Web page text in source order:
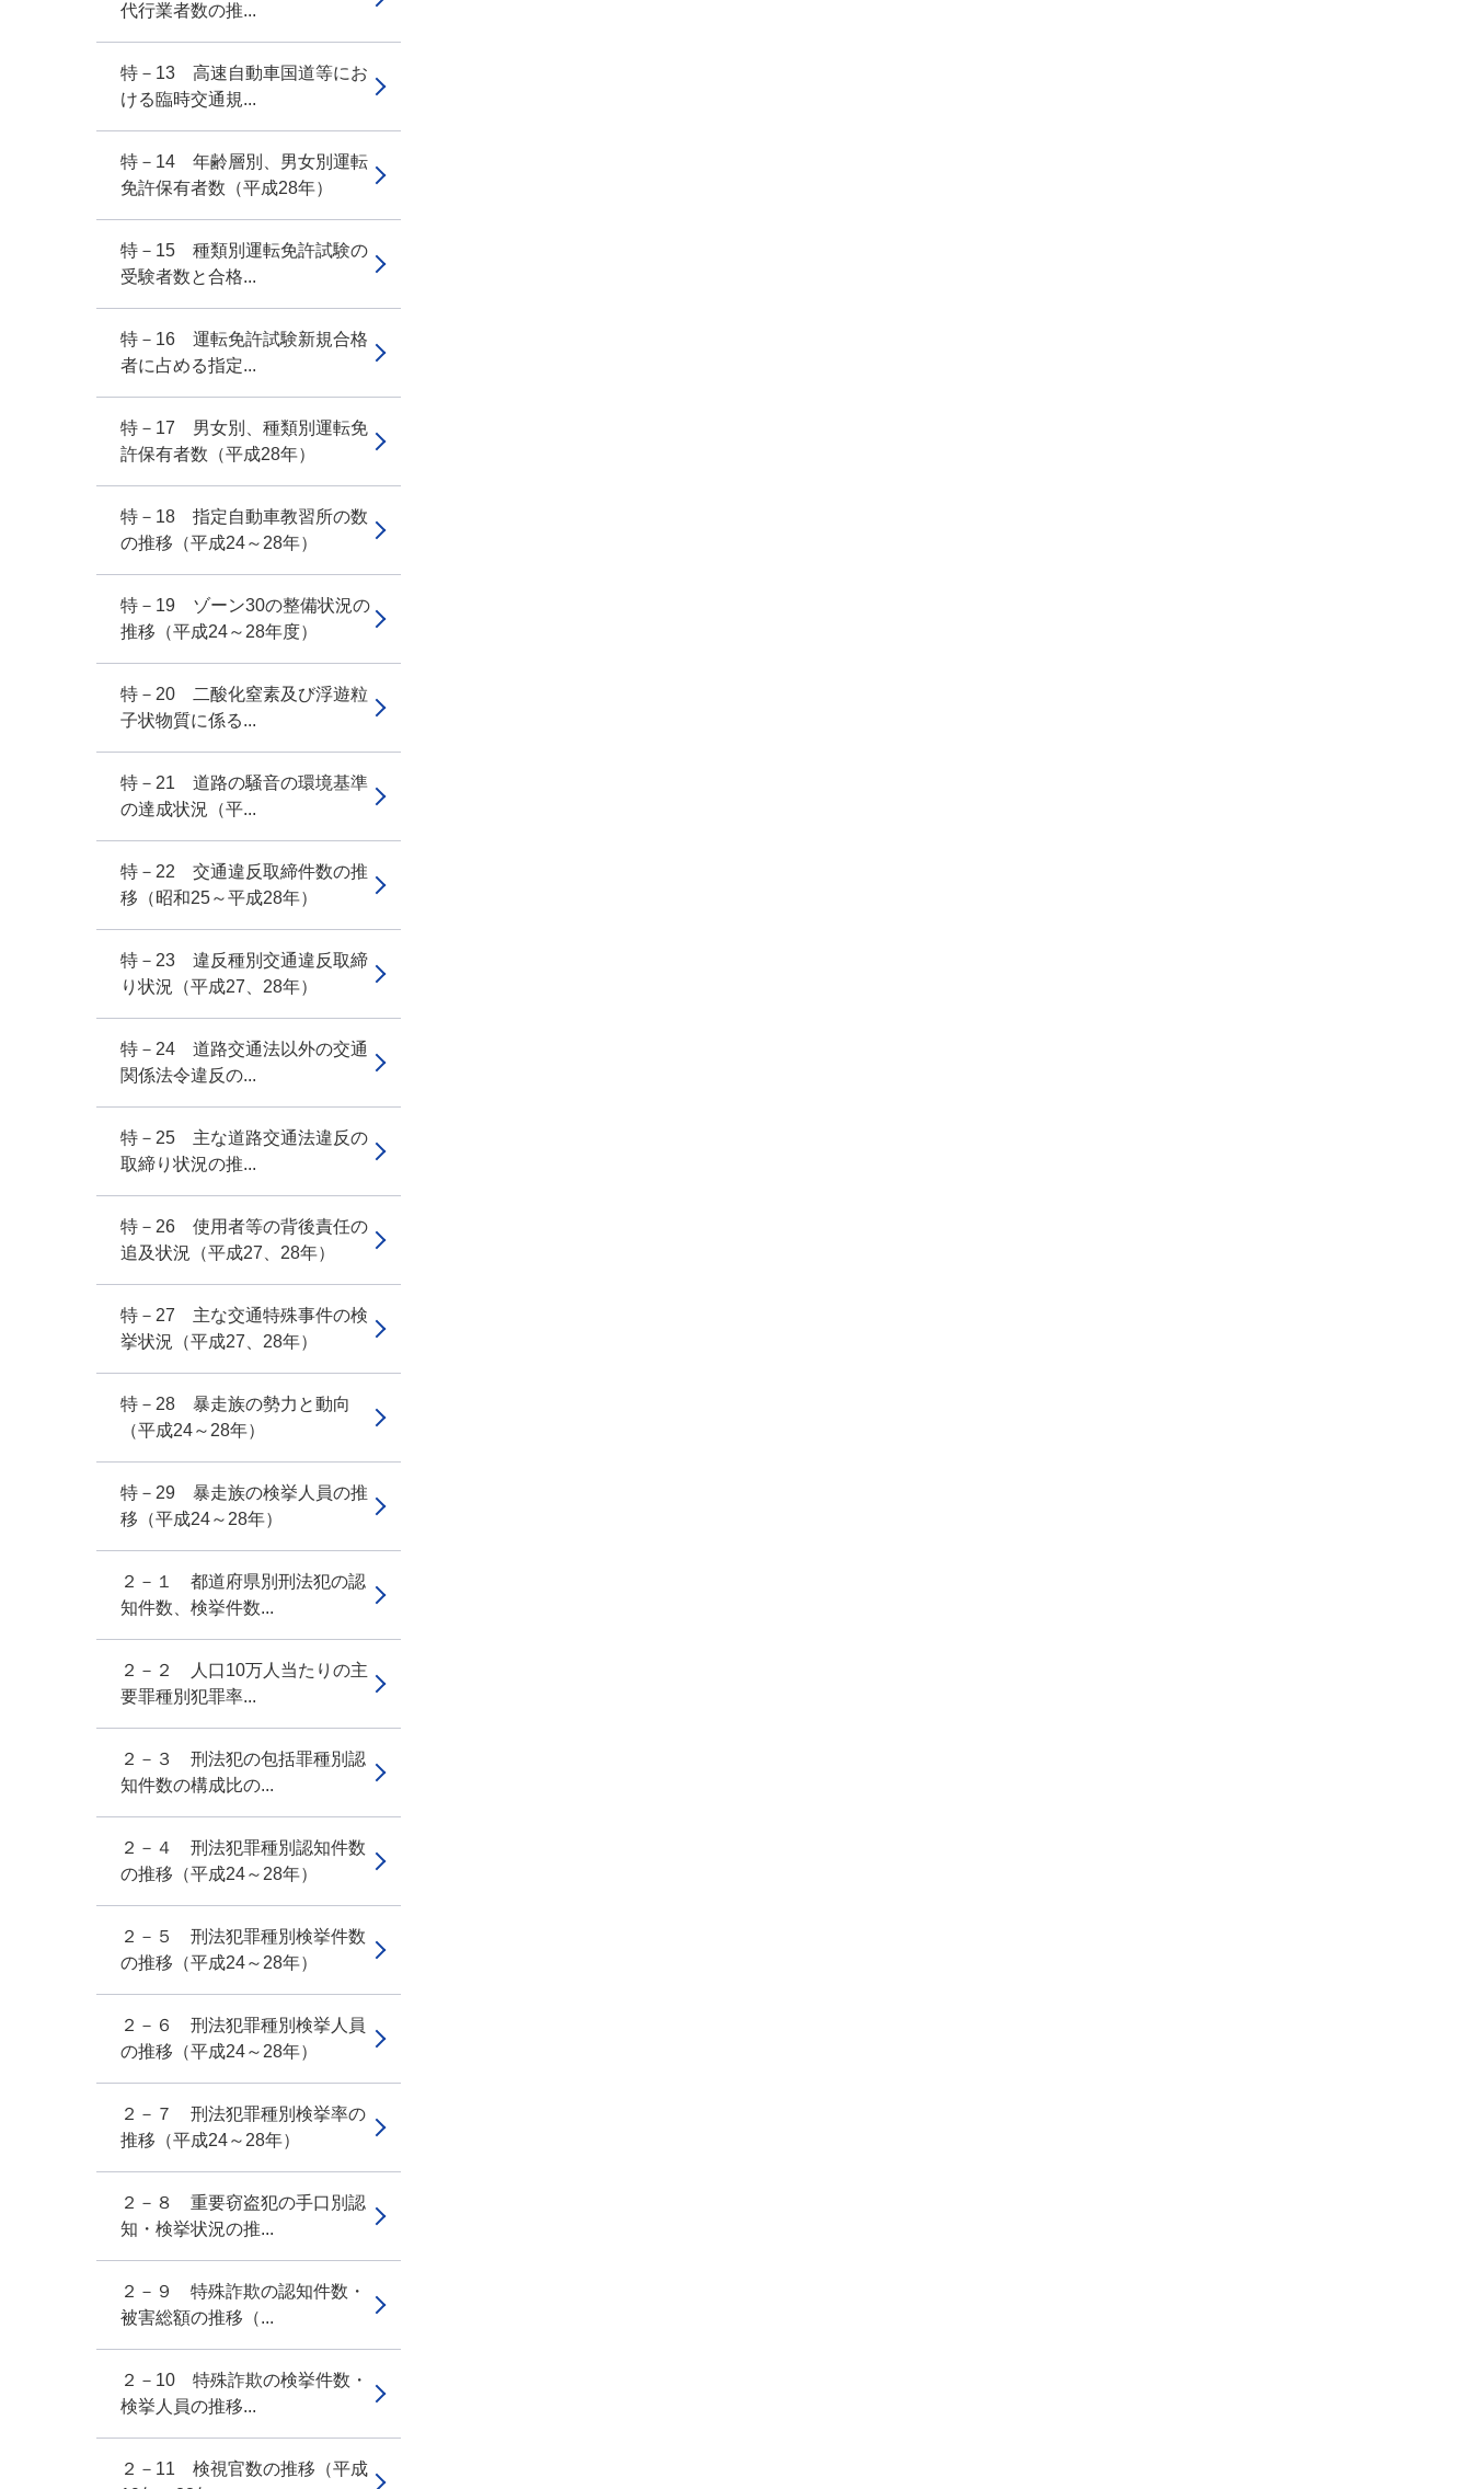
代行業者数の推...
特－13 高速自動車国道等にお
ける臨時交通規...
特－14 年齢層別、男女別運転
免許保有者数（平成28年）
特－15 種類別運転免許試験の
受験者数と合格...
特－16 運転免許試験新規合格
者に占める指定...
特－17 男女別、種類別運転免
許保有者数（平成28年）
特－18 指定自動車教習所の数
の推移（平成24～28年）
特－19 ゾーン30の整備状況の
推移（平成24～28年度）
特－20 二酸化窒素及び浮遊粒
子状物質に係る...
特－21 道路の騒音の環境基準
の達成状況（平...
特－22 交通違反取締件数の推
移（昭和25～平成28年）
特－23 違反種別交通違反取締
り状況（平成27、28年）
特－24 道路交通法以外の交通
関係法令違反の...
特－25 主な道路交通法違反の
取締り状況の推...
特－26 使用者等の背後責任の
追及状況（平成27、28年）
特－27 主な交通特殊事件の検
挙状況（平成27、28年）
特－28 暴走族の勢力と動向
（平成24～28年）
特－29 暴走族の検挙人員の推
移（平成24～28年）
２－１ 都道府県別刑法犯の認
知件数、検挙件数...
２－２ 人口10万人当たりの主
要罪種別犯罪率...
２－３ 刑法犯の包括罪種別認
知件数の構成比の...
２－４ 刑法犯罪種別認知件数
の推移（平成24～28年）
２－５ 刑法犯罪種別検挙件数
の推移（平成24～28年）
２－６ 刑法犯罪種別検挙人員
の推移（平成24～28年）
２－７ 刑法犯罪種別検挙率の
推移（平成24～28年）
２－８ 重要窃盗犯の手口別認
知・検挙状況の推...
２－９ 特殊詐欺の認知件数・
被害総額の推移（...
２－10 特殊詐欺の検挙件数・
検挙人員の推移...
２－11 検視官数の推移（平成